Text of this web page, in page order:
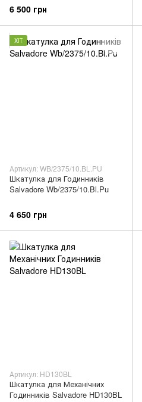
6 500 грн
ХІТ
Артикул: WB/2375/10.BL.PU
Шкатулка для Годинників
Salvadore Wb/2375/10.Bl.Pu
4 650 грн
Артикул: HD130BL
Шкатулка для Механічних
Годинників Salvadore HD130BL